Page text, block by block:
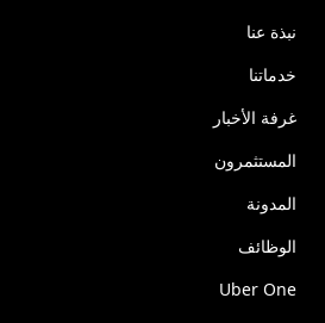
نبذة عنا
خدماتنا
غرفة الأخبار
المستثمرون
المدونة
الوظائف
Uber One